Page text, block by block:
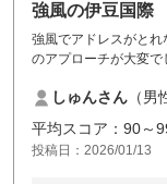
強風の伊豆国際
強風でアドレスがと
のアプローチが大変で
よろしくお願いします
しゅんさん （男
平均スコア：90～
投稿日：2026/01/13